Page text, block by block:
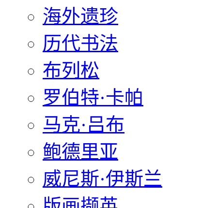
海外遗珍
历代书法
布列松
罗伯特·卡帕
马克·吕布
鲍德里亚
威尼斯·伊斯兰